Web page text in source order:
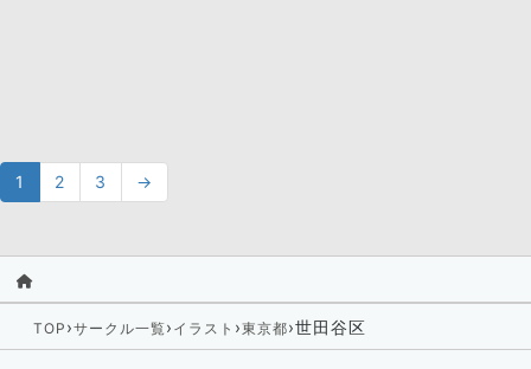
1 2 3 →
TOP ›サークル一覧› イラスト ›東京都›世田谷区